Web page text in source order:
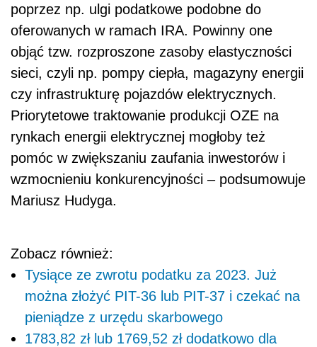
poprzez np. ulgi podatkowe podobne do
oferowanych w ramach IRA. Powinny one
objąć tzw. rozproszone zasoby elastyczności
sieci, czyli np. pompy ciepła, magazyny energii
czy infrastrukturę pojazdów elektrycznych.
Priorytetowe traktowanie produkcji OZE na
rynkach energii elektrycznej mogłoby też
pomóc w zwiększaniu zaufania inwestorów i
wzmocnieniu konkurencyjności – podsumowuje
Mariusz Hudyga.
Zobacz również:
Tysiące ze zwrotu podatku za 2023. Już
można złożyć PIT-36 lub PIT-37 i czekać na
pieniądze z urzędu skarbowego
1783,82 zł lub 1769,52 zł dodatkowo dla